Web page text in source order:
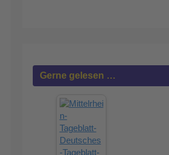
Gerne gelesen …